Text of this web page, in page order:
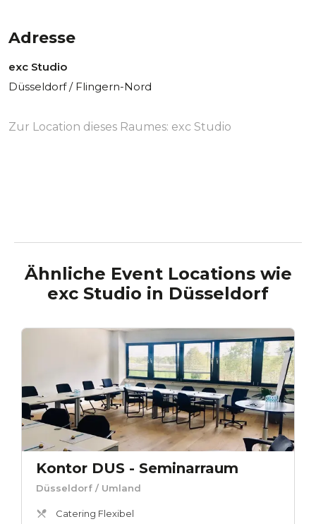
Adresse
exc Studio
Düsseldorf / Flingern-Nord
Zur Location dieses Raumes: exc Studio
Ähnliche Event Locations wie
exc Studio in Düsseldorf
Kontor DUS - Seminarraum
Düsseldorf / Umland
Catering Flexibel